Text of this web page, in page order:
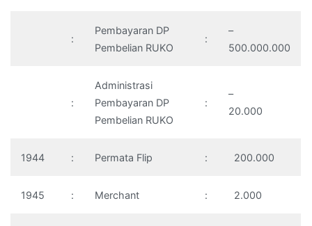
:
Pembayaran DP
Pembelian RUKO
:
–
500.000.000
:
Administrasi
Pembayaran DP
Pembelian RUKO
:
–
20.000
1944 : Permata Flip : 200.000
1945 : Merchant : 2.000